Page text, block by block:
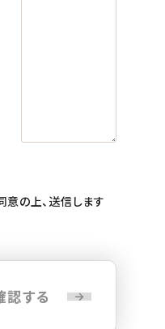
意の上、送信します
する